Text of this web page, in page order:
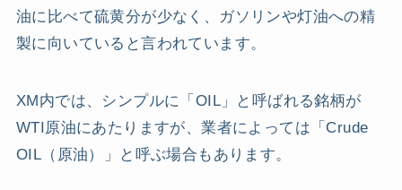
油に比べて硫黄分が少なく、ガソリンや灯油への精
製に向いていると言われています。
XM内では、シンプルに「OIL」と呼ばれる銘柄が
WTI原油にあたりますが、業者によっては「Crude
OIL（原油）」と呼ぶ場合もあります。